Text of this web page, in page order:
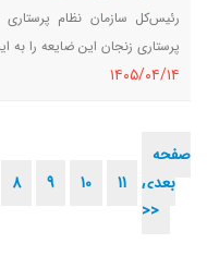
رئیس‌کل سازمان نظام
پرستاری زنجان این ضایعه را
١٤٠٥/٠٤/١٤
8 9 10 11
صفحه
بعدی
>>